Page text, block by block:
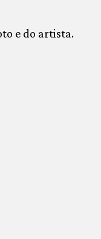
e do artista.